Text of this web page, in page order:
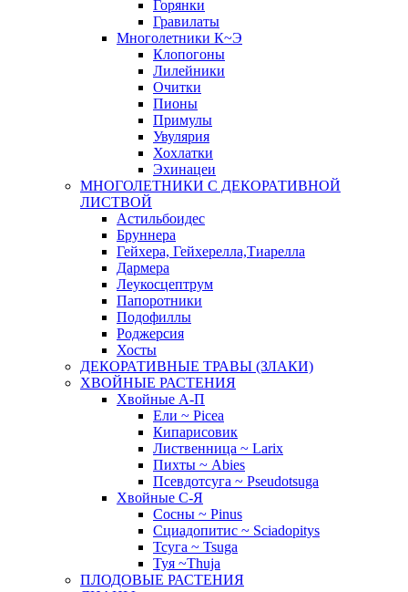
Горянки
Гравилаты
Многолетники К~Э
Клопогоны
Лилейники
Очитки
Пионы
Примулы
Увулярия
Хохлатки
Эхинацеи
МНОГОЛЕТНИКИ С ДЕКОРАТИВНОЙ
ЛИСТВОЙ
Астильбоидес
Бруннера
Гейхера, Гейхерелла,Тиарелла
Дармера
Леукосцептрум
Папоротники
Подофиллы
Роджерсия
Хосты
ДЕКОРАТИВНЫЕ ТРАВЫ (ЗЛАКИ)
ХВОЙНЫЕ РАСТЕНИЯ
Хвойные А-П
Ели ~ Picea
Кипарисовик
Лиственница ~ Larix
Пихты ~ Abies
Псевдотсуга ~ Pseudotsuga
Хвойные С-Я
Сосны ~ Pinus
Сциадопитис ~ Sciadopitys
Тсуга ~ Tsuga
Туя ~Thuja
ПЛОДОВЫЕ РАСТЕНИЯ